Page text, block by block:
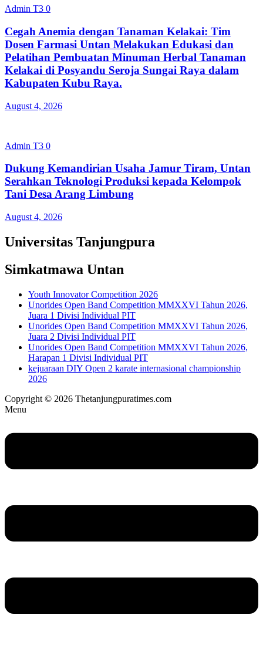
Admin T3 0
Cegah Anemia dengan Tanaman Kelakai: Tim
Dosen Farmasi Untan Melakukan Edukasi dan
Pelatihan Pembuatan Minuman Herbal Tanaman
Kelakai di Posyandu Seroja Sungai Raya dalam
Kabupaten Kubu Raya.
August 4, 2026
Admin T3 0
Dukung Kemandirian Usaha Jamur Tiram, Untan
Serahkan Teknologi Produksi kepada Kelompok
Tani Desa Arang Limbung
August 4, 2026
Universitas Tanjungpura
Simkatmawa Untan
Youth Innovator Competition 2026
Unorides Open Band Competition MMXXVI Tahun 2026,
Juara 1 Divisi Individual PIT
Unorides Open Band Competition MMXXVI Tahun 2026,
Juara 2 Divisi Individual PIT
Unorides Open Band Competition MMXXVI Tahun 2026,
Harapan 1 Divisi Individual PIT
kejuaraan DIY Open 2 karate internasional championship
2026
Copyright © 2026 Thetanjungpuratimes.com
Menu